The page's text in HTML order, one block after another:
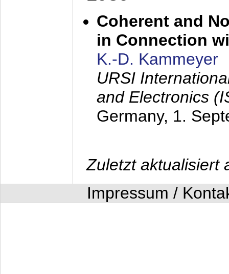
Coherent and
in Connection
K.-D. Kammeyer
URSI
and Electronics
Germany, 1.
Zuletzt aktualisiert
Impressum /